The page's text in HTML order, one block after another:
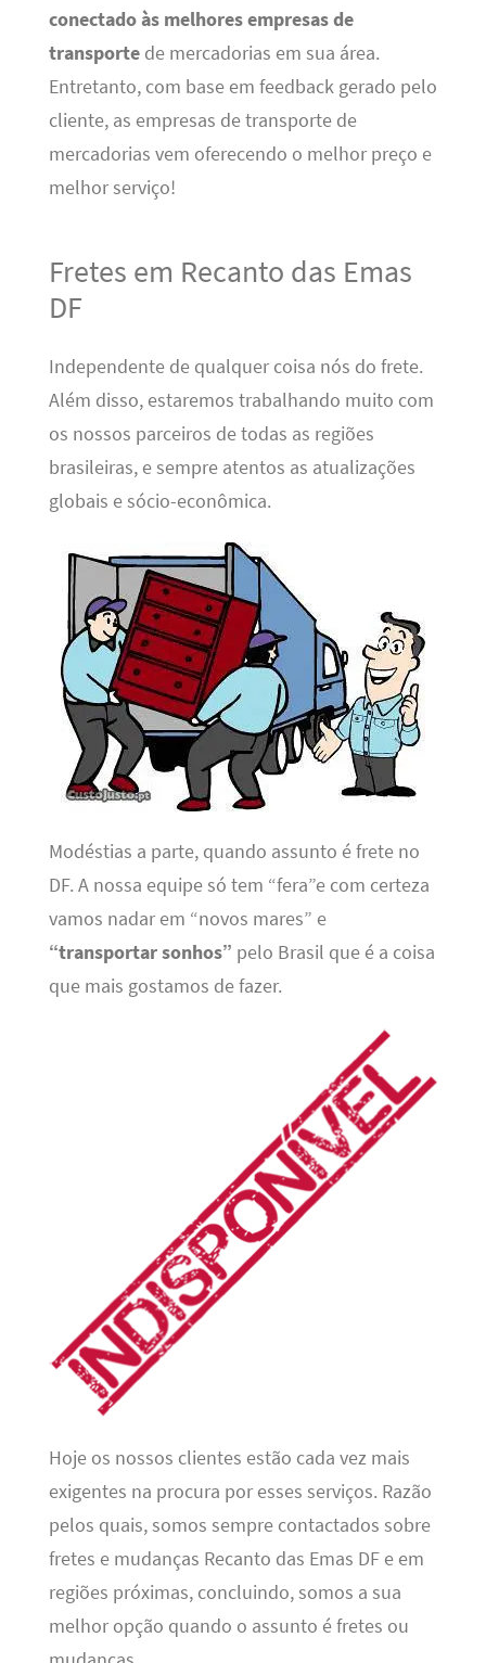
conectado às melhores empresas de
transportede mercadorias em sua área.
Entretanto, com base em feedback gerado pelo
cliente, as empresas de transporte de
mercadorias vem oferecendo o melhor preço e
melhor serviço!
Fretes em Recanto das Emas
DF
Independente de qualquer coisa nós do frete.
Além disso, estaremos trabalhando muito com
os nossos parceiros de todas as regiões
brasileiras, e sempre atentos as atualizações
globais e sócio-econômica.
Modéstias a parte, quando assunto é frete no
DF. A nossa equipe só tem “fera”e com certeza
vamos nadar em “novos mares” e
“transportar sonhos” pelo Brasil que é a coisa
que mais gostamos de fazer.
Hoje os nossos clientes estão cada vez mais
exigentes na procura por esses serviços. Razão
pelos quais, somos sempre contactados sobre
fretes e mudanças Recanto das Emas DF e em
regiões próximas, concluindo, somos a sua
melhor opção quando o assunto é fretes ou